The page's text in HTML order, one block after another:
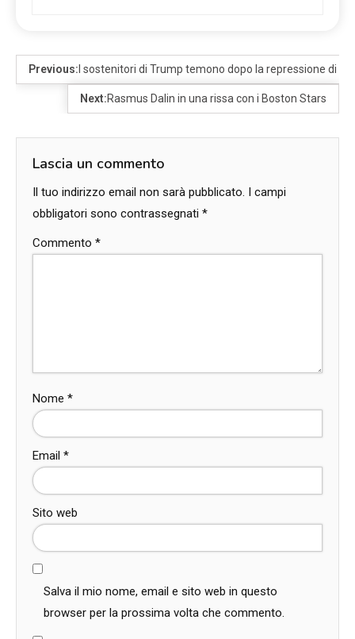
Previous: I sostenitori di Trump temono dopo la repressione di
Next:Rasmus Dalin in una rissa con i Boston Stars
Lascia un commento
Il tuo indirizzo email non sarà pubblicato. I campi
obbligatori sono contrassegnati *
Commento *
Nome *
Email *
Sito web
Salva il mio nome, email e sito web in questo
browser per la prossima volta che commento.